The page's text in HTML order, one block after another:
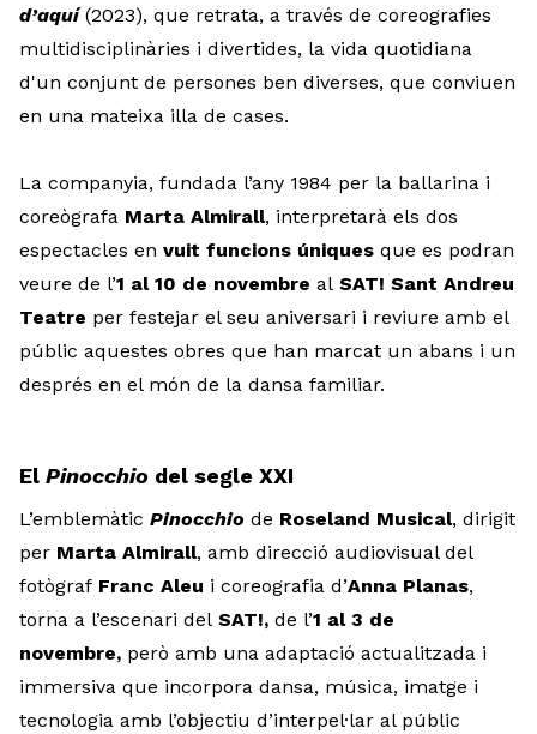
d’aquí(2023), que retrata, a través de coreografies
multidisciplinàries i divertides, la vida quotidiana
d'un conjunt de persones ben diverses, que conviuen
en una mateixa illa de cases.
La companyia, fundada l’any 1984 per la ballarina i
coreògrafa Marta Almirall, interpretarà els dos
espectacles en vuit funcions úniques que es podran
veure de l’1 al 10 de novembre al SAT! Sant Andreu
Teatre per festejar el seu aniversari i reviure amb el
públic aquestes obres que han marcat un abans i un
després en el món de la dansa familiar.
El Pinocchio del segle XXI
L’emblemàtic Pinocchio de Roseland Musical, dirigit
per Marta Almirall, amb direcció audiovisual del
fotògraf Franc Aleu i coreografia d’Anna Planas,
torna a l’escenari del SAT!, de l’1 al 3 de
novembre, però amb una adaptació actualitzada i
immersiva que incorpora dansa, música, imatge i
tecnologia amb l’objectiu d’interpel·lar al públic